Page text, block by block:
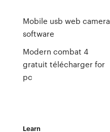
Mobile usb web camera
software
Modern combat 4
gratuit télécharger for
pc
Learn